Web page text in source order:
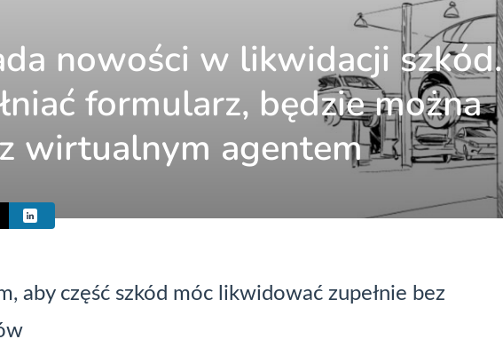
nowości w likwidacji szkód.
formularz, będzie można
wirtualnym agentem
aby część szkód móc likwidować zupełnie bez